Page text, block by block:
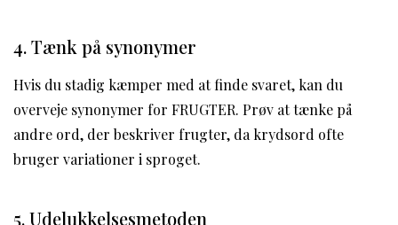
4. Tænk på synonymer
Hvis du stadig kæmper med at finde svaret, kan du
overveje synonymer for FRUGTER. Prøv at tænke på
andre ord, der beskriver frugter, da krydsord ofte
bruger variationer i sproget.
5. Udelukkelsesmetoden